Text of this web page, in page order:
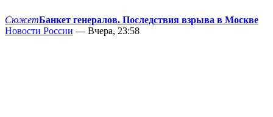
СюжетБанкет генералов. Последствия взрыва в Москве
Новости России — Вчера, 23:58